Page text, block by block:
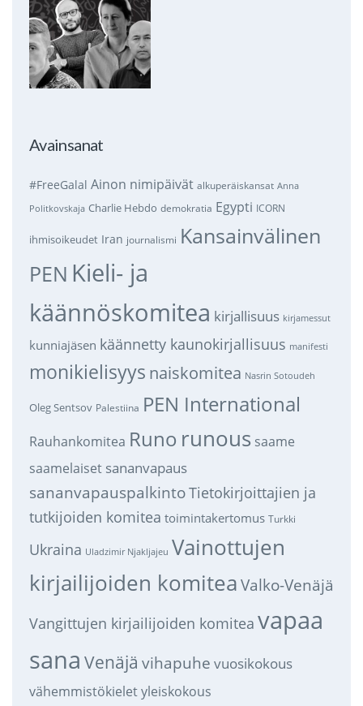
Avainsanat
#FreeGalal Ainon nimipäivät alkuperäiskansat Anna
Politkovskaja Charlie Hebdo demokratia Egypti ICORN
ihmisoikeudet Iran journalismi Kansainvälinen
PEN Kieli- ja
käännöskomitea kirjallisuus kirjamessut
kunniajäsen käännetty kaunokirjallisuus manifesti
monikielisyys naiskomitea Nasrin Sotoudeh
Oleg Sentsov Palestiina PEN International
Rauhankomitea Runo runous saame
saamelaiset sananvapaus
sananvapauspalkintoTietokirjoittajien ja
tutkijoiden komitea toimintakertomus Turkki
Ukraina Uladzimir Njakljajeu Vainottujen
kirjailijoiden komitea Valko-Venäjä
Vangittujen kirjailijoiden komitea vapaa
sana Venäjä vihapuhe vuosikokous
vähemmistökieletyleiskokous